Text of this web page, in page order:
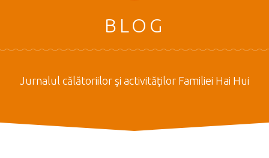
BLOG
Jurnalul călătoriilor şi activităţilor Familiei Hai Hui